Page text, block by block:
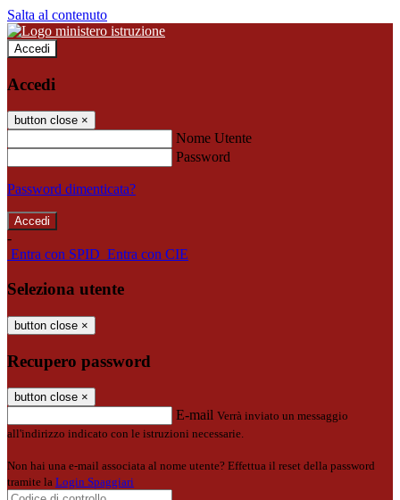
Salta al contenuto
Accedi
Accedi
button close ×
Nome Utente
Password
Password dimenticata?
-
Entra con SPID Entra con CIE
Seleziona utente
button close ×
Recupero password
button close ×
E-mail Verrà inviato un messaggio
all'indirizzo indicato con le istruzioni necessarie.
Non hai una e-mail associata al nome utente? Effettua il reset della password
tramite la Login Spaggiari